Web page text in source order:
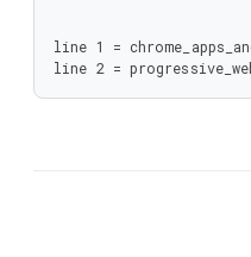
line 1 =
line 2 =